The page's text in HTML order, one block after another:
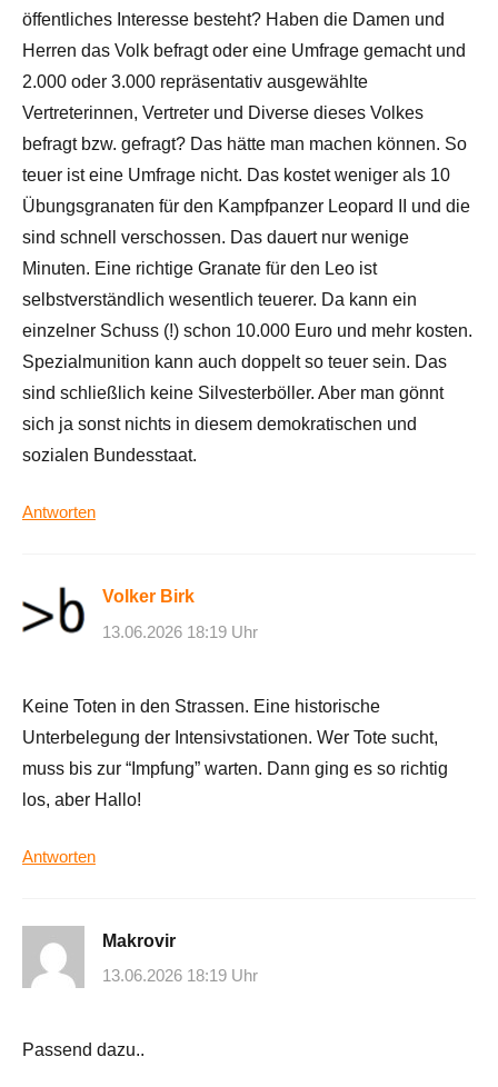
öffentliches Interesse besteht? Haben die Damen und
Herren das Volk befragt oder eine Umfrage gemacht und
2.000 oder 3.000 repräsentativ ausgewählte
Vertreterinnen, Vertreter und Diverse dieses Volkes
befragt bzw. gefragt? Das hätte man machen können. So
teuer ist eine Umfrage nicht. Das kostet weniger als 10
Übungsgranaten für den Kampfpanzer Leopard II und die
sind schnell verschossen. Das dauert nur wenige
Minuten. Eine richtige Granate für den Leo ist
selbstverständlich wesentlich teuerer. Da kann ein
einzelner Schuss (!) schon 10.000 Euro und mehr kosten.
Spezialmunition kann auch doppelt so teuer sein. Das
sind schließlich keine Silvesterböller. Aber man gönnt
sich ja sonst nichts in diesem demokratischen und
sozialen Bundesstaat.
Antworten
Volker Birk
13.06.2026 18:19 Uhr
Keine Toten in den Strassen. Eine historische
Unterbelegung der Intensivstationen. Wer Tote sucht,
muss bis zur “Impfung” warten. Dann ging es so richtig
los, aber Hallo!
Antworten
Makrovir
13.06.2026 18:19 Uhr
Passend dazu..